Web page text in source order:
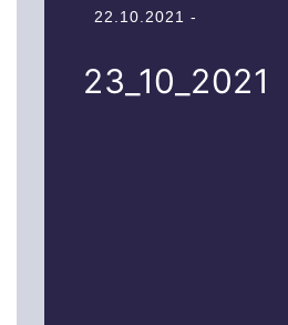
22.10.2021 -
23_10_2021